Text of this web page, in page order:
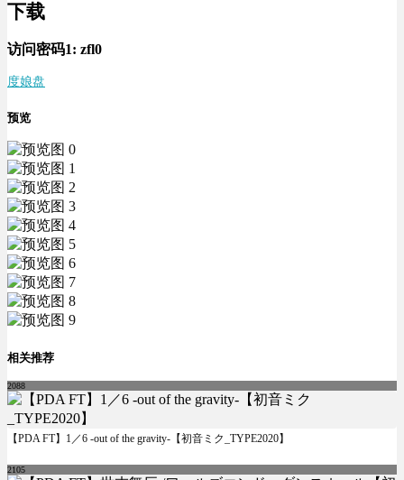
下载
访问密码1: zfl0
度娘盘
预览
相关推荐
2088
【PDA FT】1／6 -out of the gravity-【初音ミク_TYPE2020】
2105